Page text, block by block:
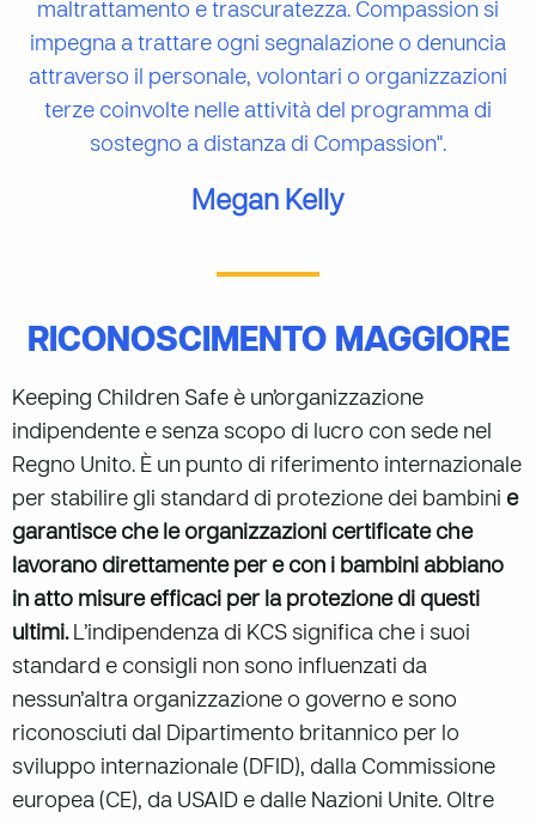
maltrattamento e trascuratezza. Compassion si
impegna a trattare ogni segnalazione o denuncia
attraverso il personale, volontari o organizzazioni
terze coinvolte nelle attività del programma di
sostegno a distanza di Compassion".
Megan Kelly
RICONOSCIMENTO MAGGIORE
Keeping Children Safe è un’organizzazione
indipendente e senza scopo di lucro con sede nel
Regno Unito. È un punto di riferimento internazionale
per stabilire gli standard di protezione dei bambini e
garantisce che le organizzazioni certificate che
lavorano direttamente per e con i bambini abbiano
in atto misure efficaci per la protezione di questi
ultimi.L’indipendenza di KCS significa che i suoi
standard e consigli non sono influenzati da
nessun’altra organizzazione o governo e sono
riconosciuti dal Dipartimento britannico per lo
sviluppo internazionale (DFID), dalla Commissione
europea (CE), da USAID e dalle Nazioni Unite. Oltre